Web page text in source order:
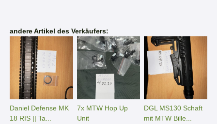
andere Artikel des Verkäufers:
Daniel Defense MK
18 RIS || Ta...
7x MTW Hop Up
Unit
DGL MS130 Schaft
mit MTW Bille...